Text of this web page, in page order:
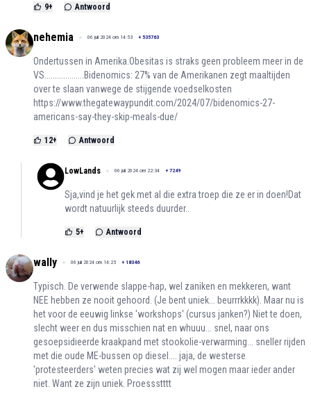
9+ Antwoord
nehemia 06 juli 2024 om 14:53 + 535763
Ondertussen in Amerika.Obesitas is straks geen probleem meer in de
VS...................Bidenomics: 27% van de Amerikanen zegt maaltijden
over te slaan vanwege de stijgende voedselkosten
https://www.thegatewaypundit.com/2024/07/bidenomics-27-
americans-say-they-skip-meals-due/
12+ Antwoord
LowLands 06 juli 2024 om 22:34 + 7249
Sja,vind je het gek met al die extra troep die ze er in doen!Dat
wordt natuurlijk steeds duurder..
5+ Antwoord
wally 06 juli 2024 om 14:25 + 18346
Typisch. De verwende slappe-hap, wel zaniken en mekkeren, want
NEE hebben ze nooit gehoord. (Je bent uniek... beurrrkkkk). Maar nu is
het voor de eeuwig linkse 'workshops' (cursus janken?) Niet te doen,
slecht weer en dus misschien nat en whuuu... snel, naar ons
gesoepsidieerde kraakpand met stookolie-verwarming... sneller rijden
met die oude ME-bussen op diesel.... jaja, de westerse
'protesteerders' weten precies wat zij wel mogen maar ieder ander
niet. Want ze zijn uniek. Proessstttt